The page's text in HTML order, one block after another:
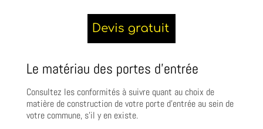
Le matériau des portes d’entrée
Consultez les conformités à suivre quant au choix de
matière de construction de votre porte d’entrée au sein de
votre commune, s’il y en existe.